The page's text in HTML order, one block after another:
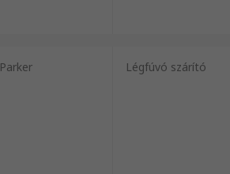
Parker Légfúvó szárító